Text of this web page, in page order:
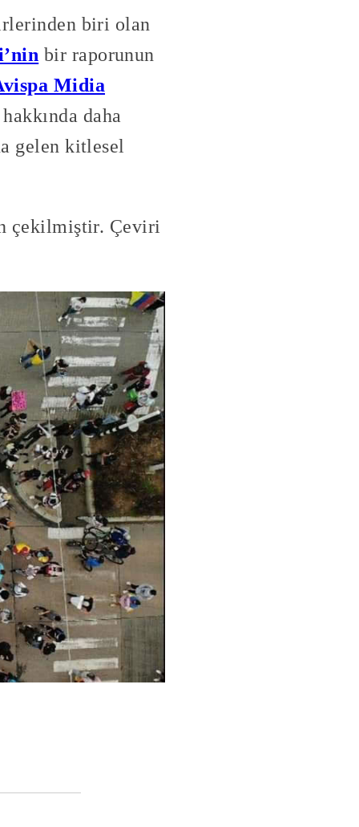
biri olan
bir raporunun
Midia
daha
gelen kitlesel
çekilmiştir. Çeviri